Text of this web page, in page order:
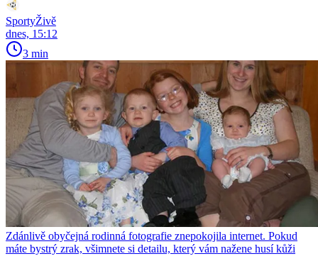
SportyŽivě
dnes, 15:12
3 min
Zdánlivě obyčejná rodinná fotografie znepokojila internet. Pokud
máte bystrý zrak, všimnete si detailu, který vám nažene husí kůži